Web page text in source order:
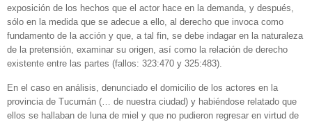
exposición de los hechos que el actor hace en la demanda, y después,
sólo en la medida que se adecue a ello, al derecho que invoca como
fundamento de la acción y que, a tal fin, se debe indagar en la naturaleza
de la pretensión, examinar su origen, así como la relación de derecho
existente entre las partes (fallos: 323:470 y 325:483).
En el caso en análisis, denunciado el domicilio de los actores en la
provincia de Tucumán (… de nuestra ciudad) y habiéndose relatado que
ellos se hallaban de luna de miel y que no pudieron regresar en virtud de